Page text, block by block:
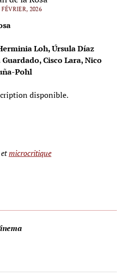
2026
Loh, Úrsula Díaz
Cisco Lara, Nico
Pohl
disponible.
microcritique